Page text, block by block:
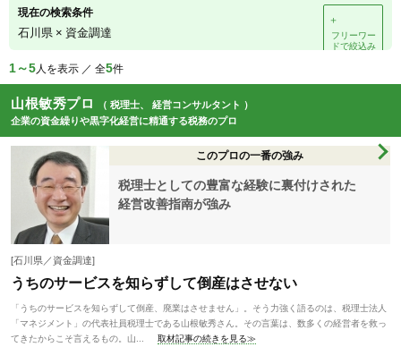
現在の検索条件
石川県 × 資金調達
＋
フリーワー
ドで絞込み
1～5人を表示 ／ 全5件
山根敏秀プロ
（ 税理士、 経営コンサルタント ）
企業の資金繰りや黒字化経営に精通する税務のプロ
このプロの一番の強み
税理士としての豊富な経験に裏付けされた
経営改善指南が強み
[石川県／資金調達]
うちのサービスを知らずして倒産はさせない
「うちのサービスを知らずして倒産、廃業はさせません」。そう力強く語るのは、税理士法人
「マネジメント」の代表社員税理士である山根敏秀さん。その言葉は、数多くの経営者を救っ
てきたからこそ言えるもの。山...
取材記事の続きを見る≫